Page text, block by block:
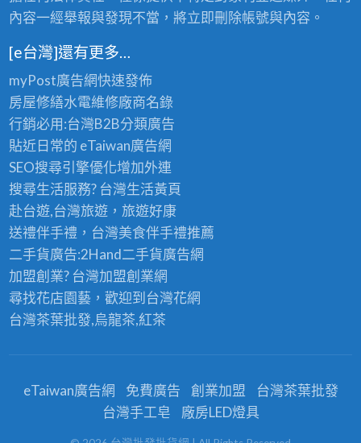
內容一經舉報與發現不當，將立即刪除帳號與內容。
[e台灣]還有更多…
myPost廣告網快速發佈
房屋修繕水電維修廠商名錄
行銷必用:台灣B2B分類廣告
貼近日常的 eTaiwan廣告網
SEO搜尋引擎優化增加外連
搜尋生活服務? 台灣生活黃頁
赴台遊,台灣旅遊，旅遊好康
送禮伴手禮，台灣美食伴手禮推薦
二手貨廣告:2Hand二手貨廣告網
加盟創業? 台灣加盟創業網
尋找花店園藝，歡迎到 台灣花網
台灣茶葉批發,烏龍茶,紅茶
eTaiwan廣告網 免費廣告 創業加盟
台灣茶葉批發
台灣手工皂
廠房LED燈具